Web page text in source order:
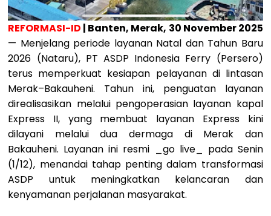
REFORMASI-ID | Banten, Merak, 30 November 2025
— Menjelang periode layanan Natal dan Tahun Baru
2026 (Nataru), PT ASDP Indonesia Ferry (Persero)
terus memperkuat kesiapan pelayanan di lintasan
Merak–Bakauheni. Tahun ini, penguatan layanan
direalisasikan melalui pengoperasian layanan kapal
Express II, yang membuat layanan Express kini
dilayani melalui dua dermaga di Merak dan
Bakauheni. Layanan ini resmi _go live_ pada Senin
(1/12), menandai tahap penting dalam transformasi
ASDP untuk meningkatkan kelancaran dan
kenyamanan perjalanan masyarakat.